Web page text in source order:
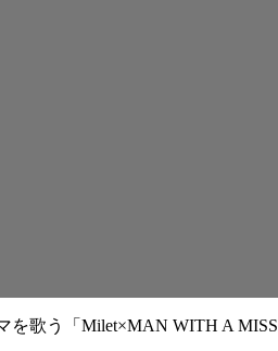
歌う「Milet×MAN WITH A